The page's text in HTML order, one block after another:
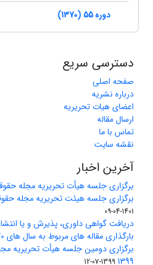
دوره 55 (1370)
دسترسی سریع
صفحه اصلی
درباره نشریه
اعضای هیات تحریریه
ارسال مقاله
تماس با ما
نقشه سایت
آخرین اخبار
برگزاری جلسه هیأت تحریریه مجله
برگزاری جلسه هیئت تحریریه مجله
1401-04-09
دریافت گواهی داوری، پذیرش و یا
بارگذاری مقاله های مربوط به سال های 1370 تا 1385
برگزاری دومین جلسه هیأت تحریریه
1399
1399-07-12